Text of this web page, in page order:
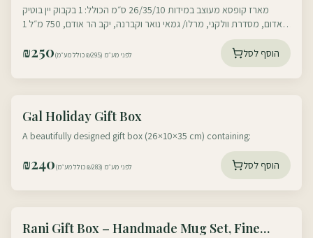
מארז קופסא מעוצב במידות 26/35/10 ס״מ הכולל: 1 בקבוק יין בוטיק
אדום, מסדרת וולקני, מרלו/ גמאי נואר וקברנה, יקב הר אודם, 750 מ״ל 1
₪250 לפני מע״מ (₪295 כולל מע״מ) הוסף לסל
Gal Holiday Gift Box
A beautifully designed gift box (26×10×35 cm) containing:
₪240 לפני מע״מ (₪283 כולל מע״מ) הוסף לסל
עוטף צפון
Rani Gift Box – Handmade Mug Set, Fine